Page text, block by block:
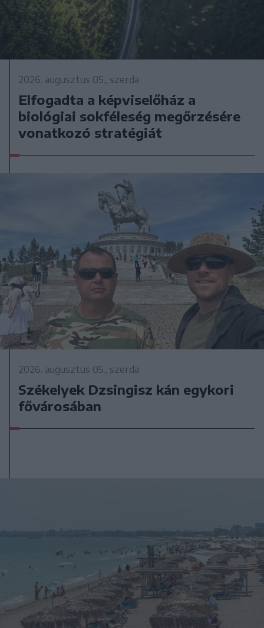
2026. augusztus 05., szerda
Elfogadta a képviselőház a
biológiai sokféleség megőrzésére
vonatkozó stratégiát
2026. augusztus 05., szerda
Székelyek Dzsingisz kán egykori
fővárosában